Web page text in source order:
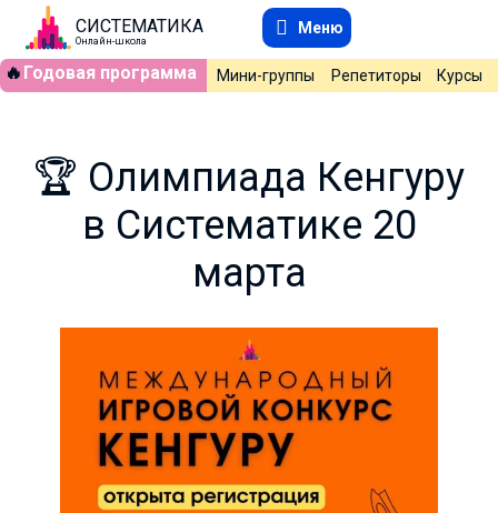
СИСТЕМАТИКА
Онлайн-школа
Меню
🔥 Годовая программа Мини-группы Репетиторы Курсы
🏆 Олимпиада Кенгуру
в Систематике 20
марта